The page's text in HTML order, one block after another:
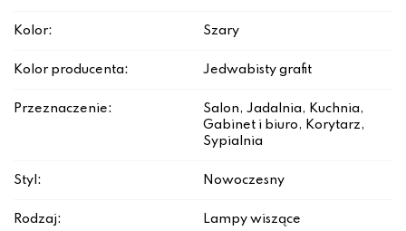
Kolor: Szary
Kolor producenta: Jedwabisty grafit
Przeznaczenie:
Salon, Jadalnia, Kuchnia,
Gabinet i biuro, Korytarz,
Sypialnia
Styl: Nowoczesny
Rodzaj: Lampy wiszące